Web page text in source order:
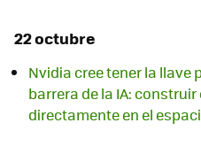
22 octubre
Nvidia cree tener la llave
barrera de la IA:
directamente en el